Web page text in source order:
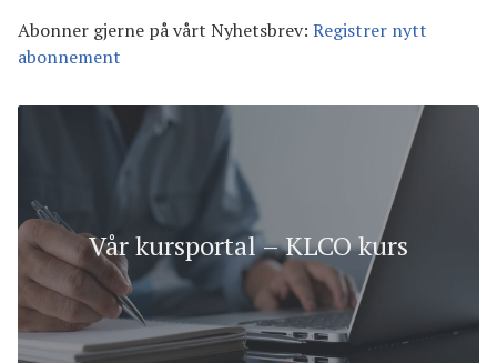
Abonner gjerne på vårt Nyhetsbrev: Registrer nytt
abonnement
Vår kursportal – KLCO kurs